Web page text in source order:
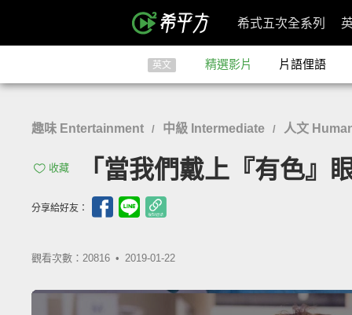
希式五次全系列
英文 精選影片 片語俚語
趣味 Entertainment / 中級 Intermediate / 人文
收藏 「當我們戴上『有色
分享給好友：
觀看次數：20816 • 2019-01-22